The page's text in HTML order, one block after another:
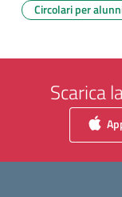
Circolari per
Scarica